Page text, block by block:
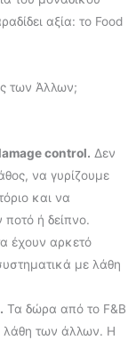
αξία: το Food
των Άλλων;
control. Δεν
να γυρίζουμε
και να
ή δείπνο.
έχουν αρκετό
με λάθη
Τα δώρα από το F&B
λάθη των άλλων. Η